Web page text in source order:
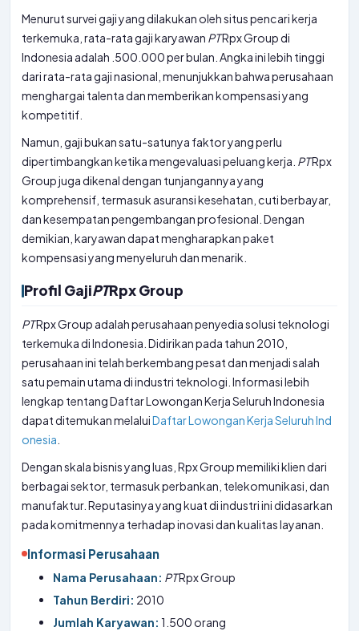
Menurut survei gaji yang dilakukan oleh situs pencari kerja
terkemuka, rata-rata gaji karyawan PTRpx Group di
Indonesia adalah .500.000 per bulan. Angka ini lebih tinggi
dari rata-rata gaji nasional, menunjukkan bahwa perusahaan
menghargai talenta dan memberikan kompensasi yang
kompetitif.
Namun, gaji bukan satu-satunya faktor yang perlu
dipertimbangkan ketika mengevaluasi peluang kerja. PTRpx
Group juga dikenal dengan tunjangannya yang
komprehensif, termasuk asuransi kesehatan, cuti berbayar,
dan kesempatan pengembangan profesional. Dengan
demikian, karyawan dapat mengharapkan paket
kompensasi yang menyeluruh dan menarik.
Profil GajiPTRpx Group
PTRpx Group adalah perusahaan penyedia solusi teknologi
terkemuka di Indonesia. Didirikan pada tahun 2010,
perusahaan ini telah berkembang pesat dan menjadi salah
satu pemain utama di industri teknologi. Informasi lebih
lengkap tentang Daftar Lowongan Kerja Seluruh Indonesia
dapat ditemukan melaluiDaftar Lowongan Kerja Seluruh Ind
onesia
Dengan skala bisnis yang luas, Rpx Group memiliki klien dari
berbagai sektor, termasuk perbankan, telekomunikasi, dan
manufaktur. Reputasinya yang kuat di industri ini didasarkan
pada komitmennya terhadap inovasi dan kualitas layanan.
Informasi Perusahaan
Nama Perusahaan: PTRpx Group
Tahun Berdiri: 2010
Jumlah Karyawan: 1.500 orang